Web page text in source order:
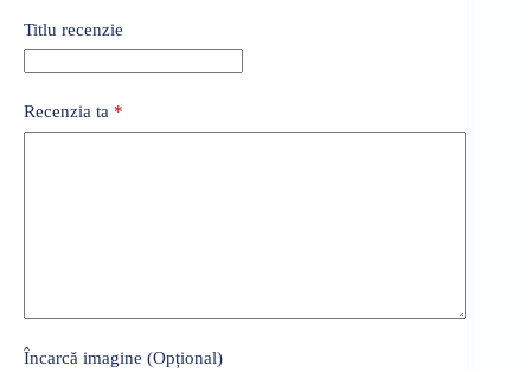
Titlu recenzie
Recenzia ta *
Încarcă imagine (Opțional)